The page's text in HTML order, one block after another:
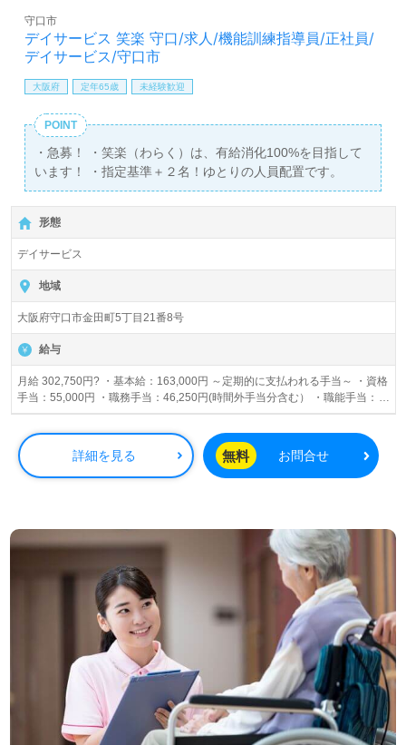
デイサービス 笑楽 守口/求人/機能訓練指導員/正社員/
デイサービス/守口市
守口市
大阪府 定年65歳 未経験歓迎
POINT
・急募！ ・笑楽（わらく）は、有給消化100%を目指して
います！ ・指定基準＋２名！ゆとりの人員配置です。
形態
デイサービス
地域
大阪府守口市金田町5丁目21番8号
給与
月給 302,750円? ・基本給：163,000円 ～定期的に支払われる手当～ ・資格
手当：55,000円 ・職務手当：46,250円(時間外手当分含む） ・職能手当：
40,000円 ・地域手当：1,500円 ☆ 年収400万円以上 ☆ ・日祝手当：700円/
日 ※試用期間中の給与の変動なし
詳細を見る 無料 お問合せ